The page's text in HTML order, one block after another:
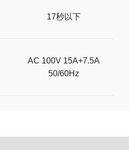
17秒以下
AC 100V 15A+7.5A
50/60Hz